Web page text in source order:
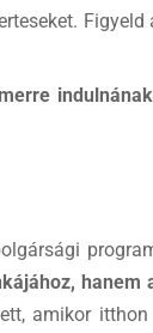
hanem
amikor